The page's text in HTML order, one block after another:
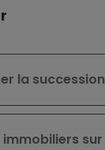
la